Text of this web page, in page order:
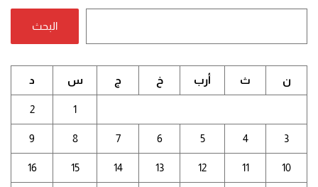
البحث
ن ث أرب خ ج س د
1
2
3
4
5
6
7
8
9
10
11
12
13
14
15
16